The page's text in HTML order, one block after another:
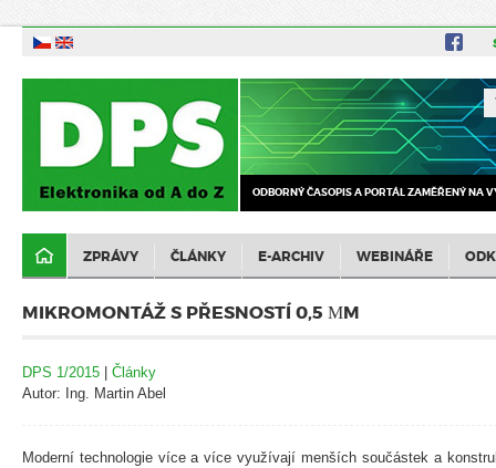
ODBORNÝ ČASOPIS A PORTÁL ZAMĚŘENÝ NA
ZPRÁVY ČLÁNKY E-ARCHIV WEBINÁŘE
MIKROMONTÁŽ S PŘESNOSTÍ 0,5 ΜM
DPS 1/2015 | Články
Autor: Ing. Martin Abel
Moderní technologie více a více využívají menších součástek a